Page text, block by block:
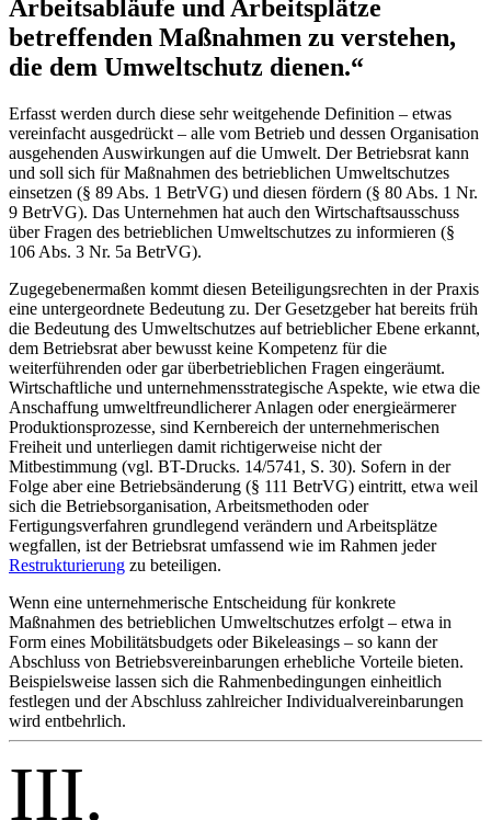
Arbeitsabläufe und Arbeitsplätze
betreffenden Maßnahmen zu verstehen,
die dem Umweltschutz dienen.“
Erfasst werden durch diese sehr weitgehende Definition – etwas
vereinfacht ausgedrückt – alle vom Betrieb und dessen Organisation
ausgehenden Auswirkungen auf die Umwelt. Der Betriebsrat kann
und soll sich für Maßnahmen des betrieblichen Umweltschutzes
einsetzen (§ 89 Abs. 1 BetrVG) und diesen fördern (§ 80 Abs. 1 Nr.
9 BetrVG). Das Unternehmen hat auch den Wirtschaftsausschuss
über Fragen des betrieblichen Umweltschutzes zu informieren (§
106 Abs. 3 Nr. 5a BetrVG).
Zugegebenermaßen kommt diesen Beteiligungsrechten in der Praxis
eine untergeordnete Bedeutung zu. Der Gesetzgeber hat bereits früh
die Bedeutung des Umweltschutzes auf betrieblicher Ebene erkannt,
dem Betriebsrat aber bewusst keine Kompetenz für die
weiterführenden oder gar überbetrieblichen Fragen eingeräumt.
Wirtschaftliche und unternehmensstrategische Aspekte, wie etwa die
Anschaffung umweltfreundlicherer Anlagen oder energieärmerer
Produktionsprozesse, sind Kernbereich der unternehmerischen
Freiheit und unterliegen damit richtigerweise nicht der
Mitbestimmung (vgl. BT-Drucks. 14/5741, S. 30). Sofern in der
Folge aber eine Betriebsänderung (§ 111 BetrVG) eintritt, etwa weil
sich die Betriebsorganisation, Arbeitsmethoden oder
Fertigungsverfahren grundlegend verändern und Arbeitsplätze
wegfallen, ist der Betriebsrat umfassend wie im Rahmen jeder
Restrukturierung zu beteiligen.
Wenn eine unternehmerische Entscheidung für konkrete
Maßnahmen des betrieblichen Umweltschutzes erfolgt – etwa in
Form eines Mobilitätsbudgets oder Bikeleasings – so kann der
Abschluss von Betriebsvereinbarungen erhebliche Vorteile bieten.
Beispielsweise lassen sich die Rahmenbedingungen einheitlich
festlegen und der Abschluss zahlreicher Individualvereinbarungen
wird entbehrlich.
III.